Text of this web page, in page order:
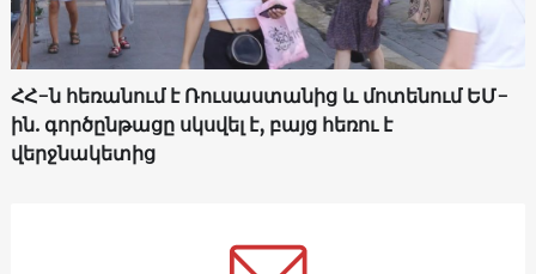
ՀՀ-ն հեռանում է Ռուսաստանից և մոտենում ԵՄ-
ին. գործընթացը սկսվել է, բայց հեռու է
վերջնակետից